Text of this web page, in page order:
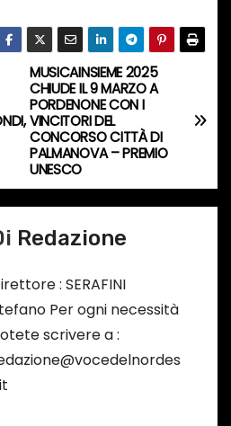
MUSICAINSIEME 2025
CHIUDE IL 9 MARZO A
PORDENONE CON I
VINCITORI DEL
CONCORSO CITTÀ DI
PALMANOVA – PREMIO
UNESCO
Redazione
: SERAFINI
Per ogni necessità
scrivere a :